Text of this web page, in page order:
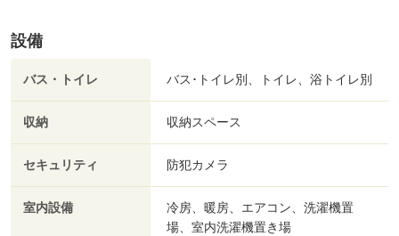
設備
バス・トイレ バス･トイレ別、トイレ、浴トイレ別
収納 収納スペース
セキュリティ 防犯カメラ
室内設備
冷房、暖房、エアコン、洗濯機置
場、室内洗濯機置き場